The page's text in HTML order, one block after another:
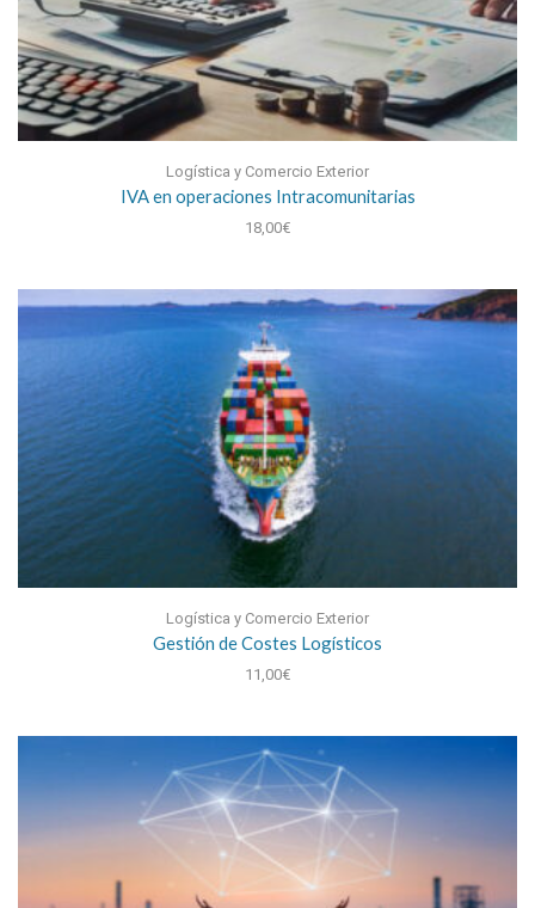
Logística y Comercio Exterior
IVA en operaciones Intracomunitarias
18,00€
Logística y Comercio Exterior
Gestión de Costes Logísticos
11,00€